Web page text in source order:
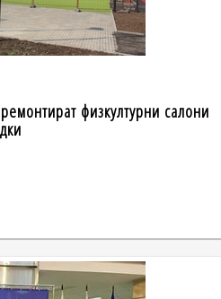
физкултурни салони